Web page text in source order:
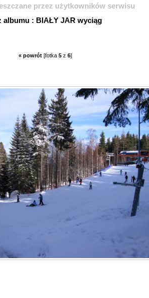
przez użytkowników serwisu
albumu : BIAŁY JAR wyciąg
« powrót [fotka 5 z 6]